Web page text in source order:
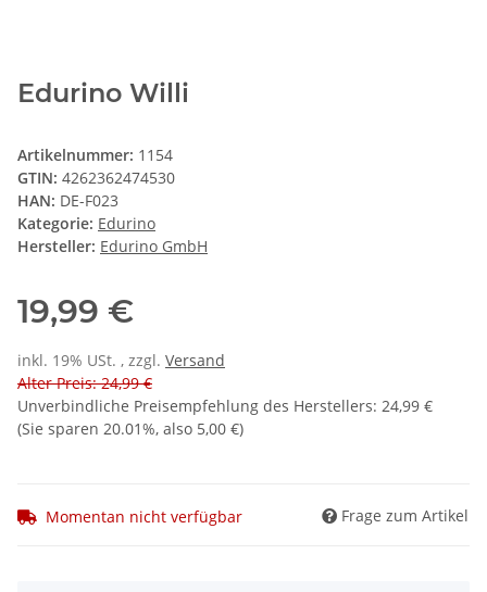
Edurino Willi
Artikelnummer: 1154
GTIN: 4262362474530
HAN: DE-F023
Kategorie: Edurino
Hersteller: Edurino GmbH
19,99 €
inkl. 19% USt. , zzgl. Versand
Alter Preis: 24,99 €
Unverbindliche Preisempfehlung des Herstellers: 24,99 €
(Sie sparen 20.01%, also 5,00 €)
Momentan nicht verfügbar Frage zum Artikel